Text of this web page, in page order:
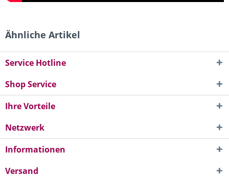
Ähnliche Artikel
Service Hotline
Shop Service
Ihre Vorteile
Netzwerk
Informationen
Versand